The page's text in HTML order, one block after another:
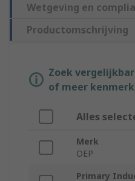
Wetgeving en
Productomschrijving
Zoek
of meer
Alles
Merk
OEP
Primary